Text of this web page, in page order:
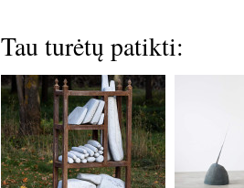
Tau turėtų patikti: